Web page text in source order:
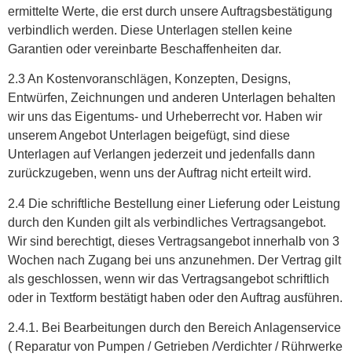
ermittelte Werte, die erst durch unsere Auftragsbestätigung
verbindlich werden. Diese Unterlagen stellen keine
Garantien oder vereinbarte Beschaffenheiten dar.
2.3 An Kostenvoranschlägen, Konzepten, Designs,
Entwürfen, Zeichnungen und anderen Unterlagen behalten
wir uns das Eigentums- und Urheberrecht vor. Haben wir
unserem Angebot Unterlagen beigefügt, sind diese
Unterlagen auf Verlangen jederzeit und jedenfalls dann
zurückzugeben, wenn uns der Auftrag nicht erteilt wird.
2.4 Die schriftliche Bestellung einer Lieferung oder Leistung
durch den Kunden gilt als verbindliches Vertragsangebot.
Wir sind berechtigt, dieses Vertragsangebot innerhalb von 3
Wochen nach Zugang bei uns anzunehmen. Der Vertrag gilt
als geschlossen, wenn wir das Vertragsangebot schriftlich
oder in Textform bestätigt haben oder den Auftrag ausführen.
2.4.1. Bei Bearbeitungen durch den Bereich Anlagenservice
( Reparatur von Pumpen / Getrieben /Verdichter / Rührwerke